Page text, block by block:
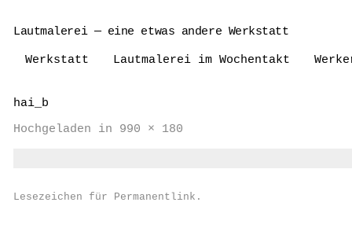
Lautmalerei — eine etwas andere Werkstatt
Werkstatt Lautmalerei im Wochentakt
hai_b
Hochgeladen in 990 × 180
Lesezeichen für Permanentlink .